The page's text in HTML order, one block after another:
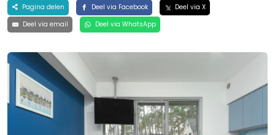
Pagina delen Deel via Facebook
Deel via X
Deel via email
Deel via WhatsApp